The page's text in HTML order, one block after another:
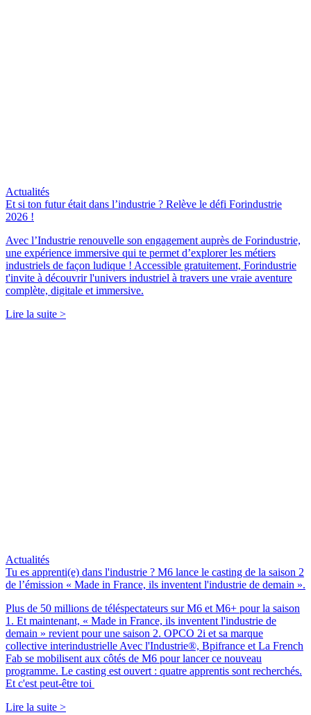
Actualités
Et si ton futur était dans l’industrie ? Relève le défi Forindustrie
2026 !
Avec l’Industrie renouvelle son engagement auprès de Forindustrie,
une expérience immersive qui te permet d’explorer les métiers
industriels de façon ludique ! Accessible gratuitement, Forindustrie
t'invite à découvrir l'univers industriel à travers une vraie aventure
complète, digitale et immersive.
Lire la suite >
Actualités
Tu es apprenti(e) dans l'industrie ? M6 lance le casting de la saison 2
de l’émission « Made in France, ils inventent l'industrie de demain ».
Plus de 50 millions de téléspectateurs sur M6 et M6+ pour la saison
1. Et maintenant, « Made in France, ils inventent l'industrie de
demain » revient pour une saison 2. OPCO 2i et sa marque
collective interindustrielle Avec l'Industrie®, Bpifrance et La French
Fab se mobilisent aux côtés de M6 pour lancer ce nouveau
programme. Le casting est ouvert : quatre apprentis sont recherchés.
Et c'est peut-être toi
Lire la suite >